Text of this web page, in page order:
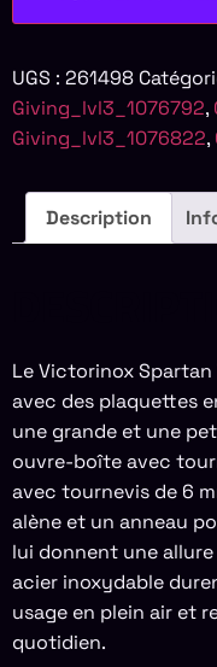
UGS : 261498
Giving_lvl3_1076792,
Giving_lvl3_1076822,
Description
Le Victorinox
avec des plaquettes
une grande et une
ouvre-boîte avec
avec tournevis de 6
alène et un anneau
lui donnent une
acier inoxydable
usage en plein air et
quotidien.